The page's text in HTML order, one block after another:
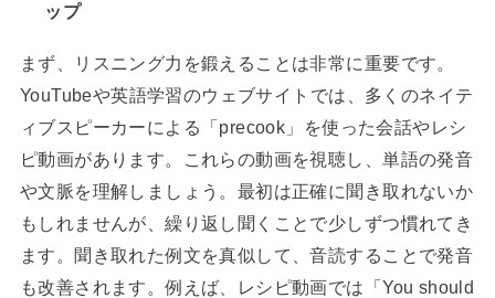
ップ
まず、リスニング力を鍛えることは非常に重要です。
YouTubeや英語学習のウェブサイトでは、多くのネイテ
ィブスピーカーによる「precook」を使った会話やレシ
ピ動画があります。これらの動画を視聴し、単語の発音
や文脈を理解しましょう。最初は正確に聞き取れないか
もしれませんが、繰り返し聞くことで少しずつ慣れてき
ます。聞き取れた例文を真似して、音読することで発音
も改善されます。例えば、レシピ動画では「You should